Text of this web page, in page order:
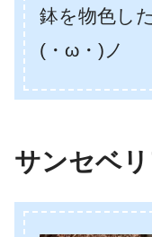
鉢を物色し
(・ω・)ノ
サンセベ